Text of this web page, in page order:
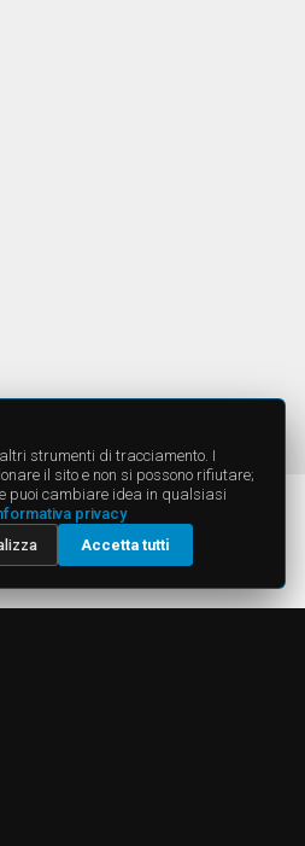
strumenti di tracciamento. I
il sito e non si possono rifiutare;
puoi cambiare idea in qualsiasi
privacy
Accetta tutti